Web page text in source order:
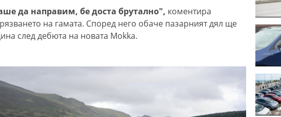
да направим, бе доста брутално", коментира
на гамата. Според него обаче пазарният дял ще
след дебюта на новата Mokka.